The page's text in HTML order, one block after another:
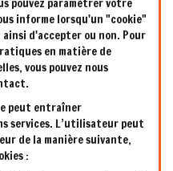
pouvez paramétrer votre
informe lorsqu'un "cookie"
d'accepter ou non. Pour
en matière de
vous pouvez nous
peut entraîner
services. L’utilisateur peut
de la manière suivante,
: